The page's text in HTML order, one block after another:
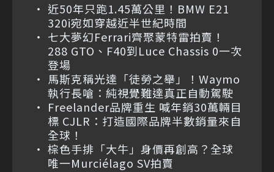
近50年只跑1.45萬公里！BMW E21
320i宛如穿越近半世紀時間
七大夢幻Ferrari齊聚蒙特雷拍賣！
288 GTO、F40到Luce Chassis 0一次
登場
馬斯克稱光達「徒勞之舉」！Waymo
執行長嗆：純視覺難達真正自動駕駛
Freelander品牌重生 喊年銷30萬輛目
標 CJLR：打造國際品牌半數銷量來自
全球！
棕色手排「大牛」身價再創高？全球
唯一Murciélago SV拍賣